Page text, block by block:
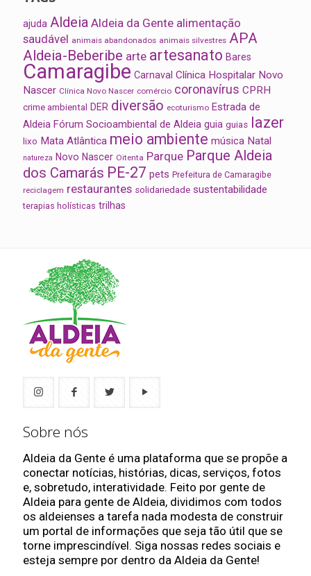
ajuda Aldeia Aldeia da Gente alimentação
saudável animais abandonados animais silvestres APA
Aldeia-Beberibe arte artesanato Bares
Camaragibe Carnaval Clínica Hospitalar Novo
Nascer Clínica Novo Nascer comércio coronavírus CPRH
crime ambiental DER diversão ecoturismo Estrada de
Aldeia Fórum Socioambiental de Aldeia guia guias lazer
lixo Mata Atlântica meio ambiente música Natal
natureza Novo Nascer Oitenta Parque Parque Aldeia
dos Camarás PE-27 pets Prefeitura de Camaragibe
reciclagem restaurantes solidariedade sustentabilidade
terapias holísticas trilhas
Sobre nós
Aldeia da Gente é uma plataforma que se propõe a
conectar notícias, histórias, dicas, serviços, fotos
e, sobretudo, interatividade. Feito por gente de
Aldeia para gente de Aldeia, dividimos com todos
os aldeienses a tarefa nada modesta de construir
um portal de informações que seja tão útil que se
torne imprescindível. Siga nossas redes sociais e
esteja sempre por dentro da Aldeia da Gente!